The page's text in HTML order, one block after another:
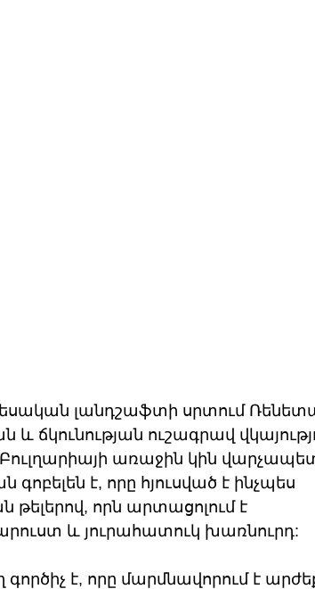
լանդշաֆտի սրտում
ճկունության ուշագրավ
Բուլղարիայի առաջին կին
է, որը հյուսված է ինչպես
թելերով, որն արտացոլում է
և յուրահատուկ խառնուրդ:
է, որը մարմնավորում է